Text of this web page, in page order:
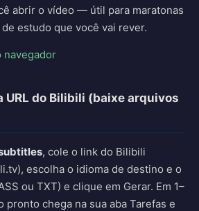
abrir o vídeo — útil para maratonas
estudo que você vai rever.
navegador
URL do Bilibili (baixe arquivos
, cole o link do Bilibili
escolha o idioma de destino e o
ou TXT) e clique em Gerar. Em 1–
pronto chega na sua aba Tarefas e